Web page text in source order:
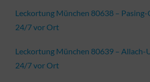
Leckortung München 80638 – Pasing-
24/7 vor Ort
Leckortung München 80639 – Allach-
24/7 vor Ort